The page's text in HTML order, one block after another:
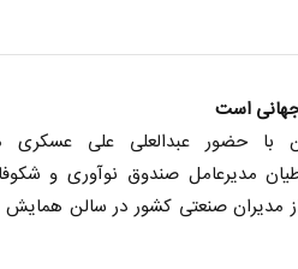
است
با حضور عبدالعلی علی عسکری
مدیرعامل صندوق نوآوری و
مدیران صنعتی کشور در سالن همایش